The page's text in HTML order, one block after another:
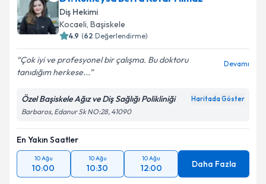
Diş Hekimi
Kocaeli, Başiskele
4.9 (62 Değerlendirme)
Çok iyi ve profesyonel bir çalışma. Bu doktoru
tanıdığım herkese...
Devamı
Özel Başiskele Ağız ve Diş Sağlığı Polikliniği Haritada Göster
Barbaros, Edanur Sk NO:28, 41090
En Yakın Saatler
10 Ağu
10:00
10 Ağu
10:30
10 Ağu
12:00 Daha Fazla